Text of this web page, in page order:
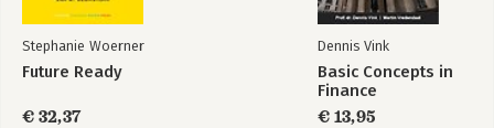
Bekijk alle boeken
Stephanie Woerner
Future Ready
€ 32,37
Dennis Vink
Basic Concepts in
Finance
€ 13,95